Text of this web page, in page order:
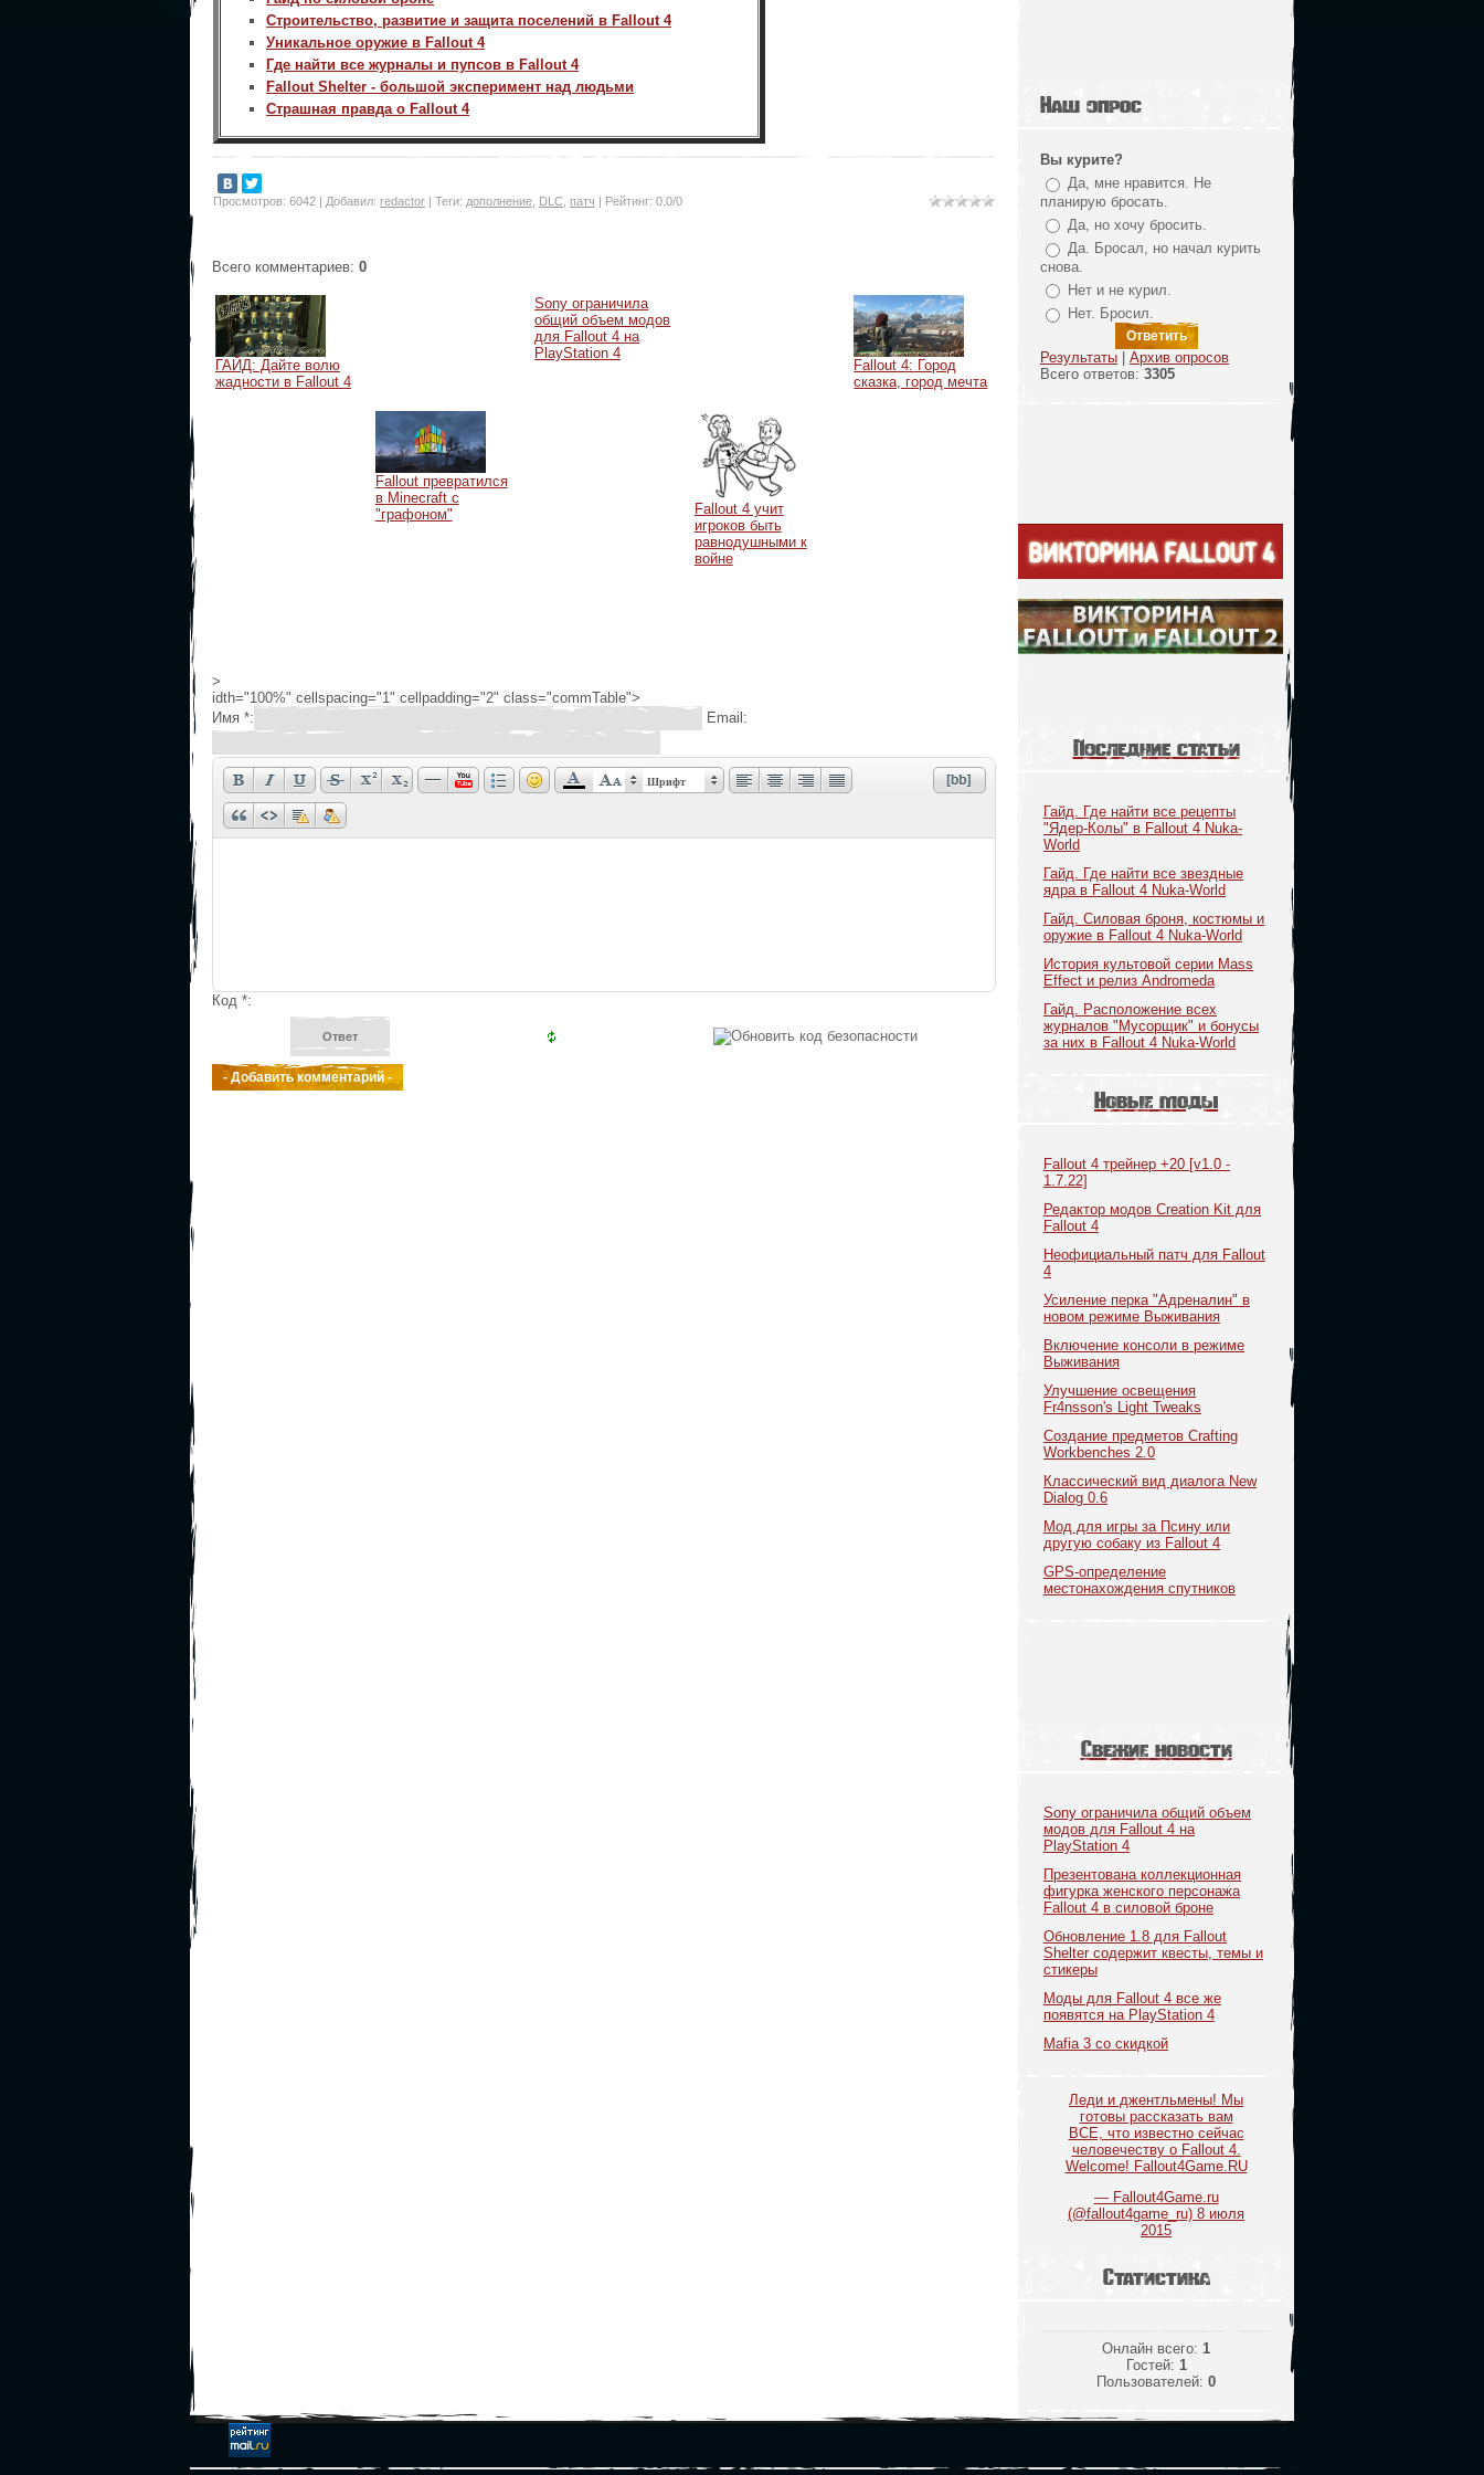
Строительство, развитие и защита поселений в Fallout 4
Уникальное оружие в Fallout 4
Где найти все журналы и пупсов в Fallout 4
Fallout Shelter - большой эксперимент над людьми
Страшная правда о Fallout 4
Просмотров: 6042 | Добавил: redactor | Теги: дополнение DLC патч | Рейтинг: 0.0/0
Всего комментариев: 0
ГАЙД: Дайте волю
жадности в Fallout 4
Sony ограничила
общий объем модов
для Fallout 4 на
PlayStation 4
Fallout 4: Город
сказка, город мечта
Fallout превратился
в Minecraft с
"графоном"
Fallout 4 учит
игроков быть
равнодушными к
войне
>
idth="100%" cellspacing="1" cellpadding="2" class="commTable">
Имя *:
Email:
Шрифт
Код *:
Наш опрос
Вы курите?
Да, мне нравится. Не
планирую бросать.
Да, но хочу бросить.
Да. Бросал, но начал курить
снова.
Нет и не курил.
Нет. Бросил.
Результаты
Архив опросов
Всего ответов: 3305
Последние статьи
Гайд. Где найти все рецепты
"Ядер-Колы" в Fallout 4 Nuka-
World
Гайд. Где найти все звездные
ядра в Fallout 4 Nuka-World
Гайд. Силовая броня, костюмы и
оружие в Fallout 4 Nuka-World
История культовой серии Mass
Effect и релиз Andromeda
Гайд. Расположение всех
журналов "Мусорщик" и бонусы
за них в Fallout 4 Nuka-World
Новые моды
Fallout 4 трейнер +20 [v1.0 -
1.7.22]
Редактор модов Creation Kit для
Fallout 4
Неофициальный патч для Fallout
4
Усиление перка "Адреналин" в
новом режиме Выживания
Включение консоли в режиме
Выживания
Улучшение освещения
Fr4nsson's Light Tweaks
Создание предметов Crafting
Workbenches 2.0
Классический вид диалога New
Dialog 0.6
Мод для игры за Псину или
другую собаку из Fallout 4
GPS-определение
местонахождения спутников
Свежие новости
Sony ограничила общий объем
модов для Fallout 4 на
PlayStation 4
Презентована коллекционная
фигурка женского персонажа
Fallout 4 в силовой броне
Обновление 1.8 для Fallout
Shelter содержит квесты, темы и
стикеры
Моды для Fallout 4 все же
появятся на PlayStation 4
Mafia 3 со скидкой
Леди и джентльмены! Мы
готовы рассказать вам
ВСЕ, что известно сейчас
человечеству о Fallout 4.
Welcome! Fallout4Game.RU
— Fallout4Game.ru
(@fallout4game_ru) 8 июля
2015
Статистика
Онлайн всего: 1
Гостей: 1
Пользователей: 0